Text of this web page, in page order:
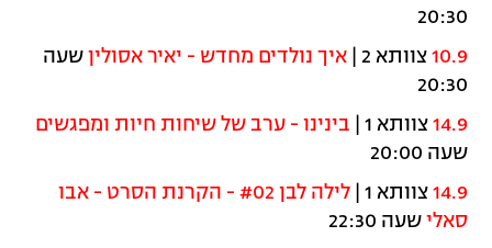
20:30
10.9 צוותא 2 | איך נולדים מחדש - יאיר אסולין שעה
20:30
14.9 צוותא 1 |
בינינו - ערב של שיחות חיות ומפגשים
שעה 20:00
14.9 צוותא 1 | לילה לבן #02 - הקרנת הסרט -
אבו
סאלי שעה 22:30